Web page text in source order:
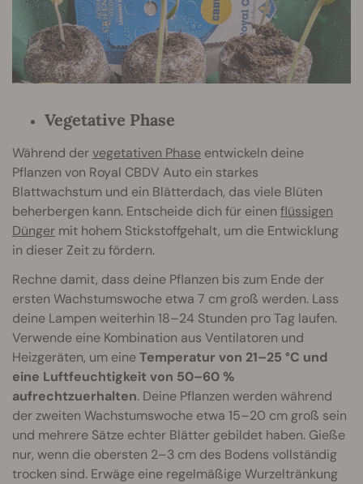
Vegetative Phase
Während dervegetativen Phase entwickeln deine
Pflanzen von Royal CBDV Auto ein starkes
Blattwachstum und ein Blätterdach, das viele Blüten
beherbergen kann. Entscheide dich für einen flüssigen
Dünger mit hohem Stickstoffgehalt, um die Entwicklung
in dieser Zeit zu fördern.
Rechne damit, dass deine Pflanzen bis zum Ende der
ersten Wachstumswoche etwa 7 cm groß werden. Lass
deine Lampen weiterhin 18–24 Stunden pro Tag laufen.
Verwende eine Kombination aus Ventilatoren und
Heizgeräten, um eineTemperatur von 21–25 °C und
eine Luftfeuchtigkeit von 50–60 %
aufrechtzuerhalten. Deine Pflanzen werden während
der zweiten Wachstumswoche etwa 15–20 cm groß sein
und mehrere Sätze echter Blätter gebildet haben. Gieße
nur, wenn die obersten 2–3 cm des Bodens vollständig
trocken sind. Erwäge eine regelmäßige Wurzeltränkung